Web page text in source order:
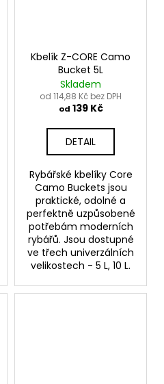
Kbelík Z-CORE Camo
Bucket 5L
Skladem
od 114,88 Kč bez DPH
od 139 Kč
DETAIL
Rybářské kbelíky Core
Camo Buckets jsou
praktické, odolné a
perfektně uzpůsobené
potřebám moderních
rybářů. Jsou dostupné
ve třech univerzálních
velikostech - 5 L, 10 L.